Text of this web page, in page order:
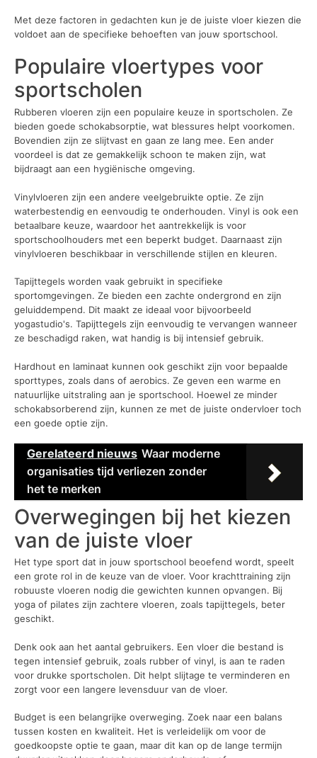
Met deze factoren in gedachten kun je de juiste vloer kiezen die
voldoet aan de specifieke behoeften van jouw sportschool.
Populaire vloertypes voor
sportscholen
Rubberen vloeren zijn een populaire keuze in sportscholen. Ze
bieden goede schokabsorptie, wat blessures helpt voorkomen.
Bovendien zijn ze slijtvast en gaan ze lang mee. Een ander
voordeel is dat ze gemakkelijk schoon te maken zijn, wat
bijdraagt aan een hygiënische omgeving.
Vinylvloeren zijn een andere veelgebruikte optie. Ze zijn
waterbestendig en eenvoudig te onderhouden. Vinyl is ook een
betaalbare keuze, waardoor het aantrekkelijk is voor
sportschoolhouders met een beperkt budget. Daarnaast zijn
vinylvloeren beschikbaar in verschillende stijlen en kleuren.
Tapijttegels worden vaak gebruikt in specifieke
sportomgevingen. Ze bieden een zachte ondergrond en zijn
geluiddempend. Dit maakt ze ideaal voor bijvoorbeeld
yogastudio's. Tapijttegels zijn eenvoudig te vervangen wanneer
ze beschadigd raken, wat handig is bij intensief gebruik.
Hardhout en laminaat kunnen ook geschikt zijn voor bepaalde
sporttypes, zoals dans of aerobics. Ze geven een warme en
natuurlijke uitstraling aan je sportschool. Hoewel ze minder
schokabsorberend zijn, kunnen ze met de juiste ondervloer toch
een goede optie zijn.
Gerelateerd nieuws Waar moderne
organisaties tijd verliezen zonder
het te merken
Overwegingen bij het kiezen
van de juiste vloer
Het type sport dat in jouw sportschool beoefend wordt, speelt
een grote rol in de keuze van de vloer. Voor krachttraining zijn
robuuste vloeren nodig die gewichten kunnen opvangen. Bij
yoga of pilates zijn zachtere vloeren, zoals tapijttegels, beter
geschikt.
Denk ook aan het aantal gebruikers. Een vloer die bestand is
tegen intensief gebruik, zoals rubber of vinyl, is aan te raden
voor drukke sportscholen. Dit helpt slijtage te verminderen en
zorgt voor een langere levensduur van de vloer.
Budget is een belangrijke overweging. Zoek naar een balans
tussen kosten en kwaliteit. Het is verleidelijk om voor de
goedkoopste optie te gaan, maar dit kan op de lange termijn